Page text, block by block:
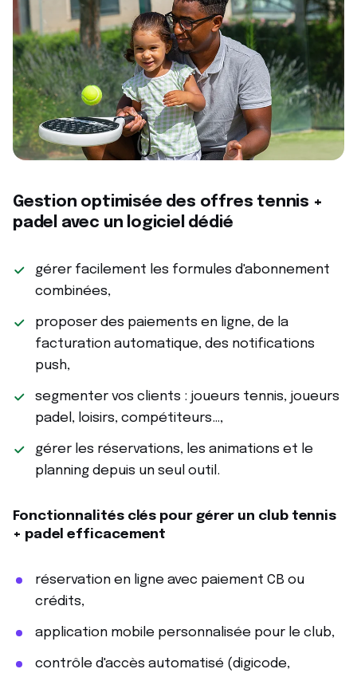
Gestion optimisée des offres tennis +
padel avec un logiciel dédié
gérer facilement les formules d'abonnement
combinées,
proposer des paiements en ligne, de la
facturation automatique, des notifications
push,
segmenter vos clients : joueurs tennis, joueurs
padel, loisirs, compétiteurs…,
gérer les réservations, les animations et le
planning depuis un seul outil.
Fonctionnalités clés pour gérer un club tennis
+ padel efficacement
réservation en ligne avec paiement CB ou
crédits,
application mobile personnalisée pour le club,
contrôle d'accès automatisé (digicode,